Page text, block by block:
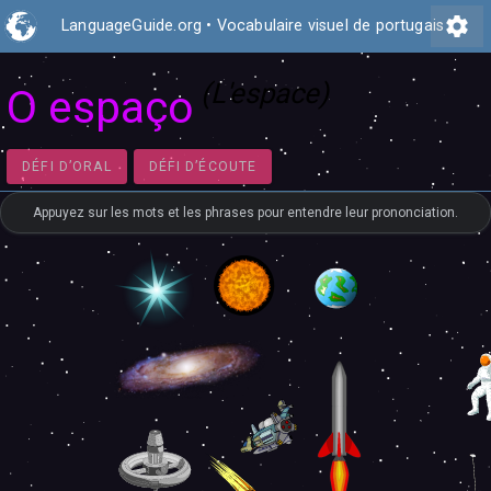
LanguageGuide.org • Vocabulaire visuel de portugaissettings
O espaço (L'espace)
DÉFI D’ORAL DÉFI D’ÉCOUTE
Appuyez sur les mots et les phrases pour entendre leur prononciation.